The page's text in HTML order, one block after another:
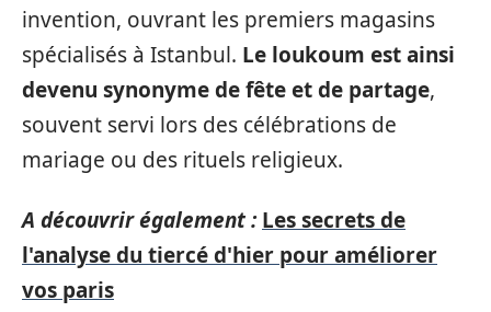
invention, ouvrant les premiers magasins
spécialisés à Istanbul. Le loukoum est ainsi
devenu synonyme de fête et de partage,
souvent servi lors des célébrations de
mariage ou des rituels religieux.
A découvrir également : Les secrets de
l'analyse du tiercé d'hier pour améliorer
vos paris